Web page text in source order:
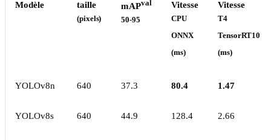
Modèle taille
(pixels)
mAPval
50-95
Vitesse
CPU
ONNX
(ms)
Vitesse
T4
TensorRT10
(ms)
YOLOv8n 640 37.3 80.4 1.47
YOLOv8s 640 44.9 128.4 2.66